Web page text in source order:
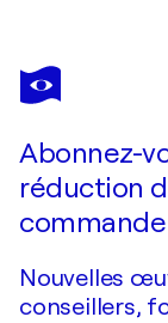
LIVIA PROF. DR.
Melonen
Abonnez-
réduction
commande
Nouvelles
conseillers,